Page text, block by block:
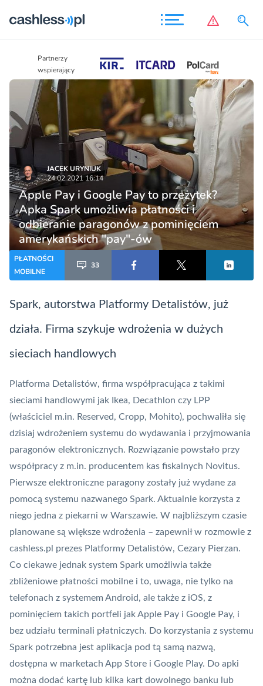
Partnerzy
wspierający
JACEK URYNIUK
24.02.2021 16:14
Apple Pay i Google Pay to przeżytek?
Apka Spark umożliwia płatności i
odbieranie paragonów z pominięciem
amerykańskich "pay"-ów
PŁATNOŚCI
MOBILNE
33
Spark, autorstwa Platformy Detalistów, już
działa. Firma szykuje wdrożenia w dużych
sieciach handlowych
Platforma Detalistów, firma współpracująca z takimi
sieciami handlowymi jak Ikea, Decathlon czy LPP
(właściciel m.in. Reserved, Cropp, Mohito), pochwaliła się
dzisiaj wdrożeniem systemu do wydawania i przyjmowania
paragonów elektronicznych. Rozwiązanie powstało przy
współpracy z m.in. producentem kas fiskalnych Novitus.
Pierwsze elektroniczne paragony zostały już wydane za
pomocą systemu nazwanego Spark. Aktualnie korzysta z
niego jedna z piekarni w Warszawie. W najbliższym czasie
planowane są większe wdrożenia – zapewnił w rozmowie z
cashless.pl prezes Platformy Detalistów, Cezary Pierzan.
Co ciekawe jednak system Spark umożliwia także
zbliżeniowe płatności mobilne i to, uwaga, nie tylko na
telefonach z systemem Android, ale także z iOS, z
pominięciem takich portfeli jakApple Pay i Google Pay, i
bez udziału terminali płatniczych. Do korzystania z systemu
Spark potrzebna jest aplikacja pod tą samą nazwą,
dostępna w marketach App Store i Google Play. Do apki
można dodać kartę lub kilka kart dowolnego banku lub